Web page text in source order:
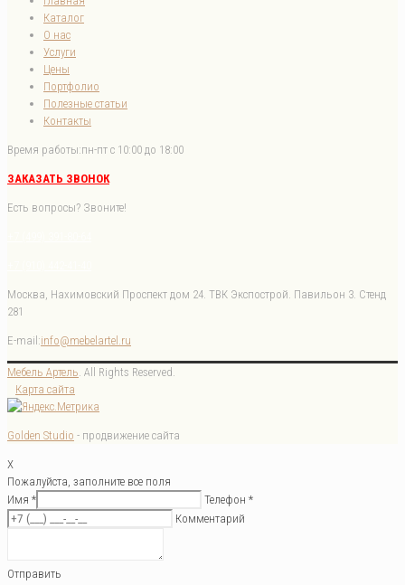
Каталог
О нас
Услуги
Цены
Портфолио
Полезные статьи
Контакты
Время работы:пн-пт с 10:00 до 18:00
ЗАКАЗАТЬ ЗВОНОК
Есть вопросы? Звоните!
Москва, Нахимовский Проспект дом 24. ТВК Экспострой. Павильон 3. Стенд
281
E-mail:info@mebelartel.ru
Мебель Артель . All Rights Reserved.
Карта сайта
Golden Studio - продвижение сайта
X
Пожалуйста, заполните все поля
Имя *
Телефон *
Комментарий
Отправить